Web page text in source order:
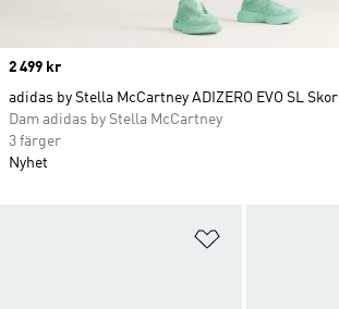
Price
2 499 kr
adidas by Stella McCartney ADIZERO EVO SL Skor
Dam adidas by Stella McCartney
3 färger
Nyhet